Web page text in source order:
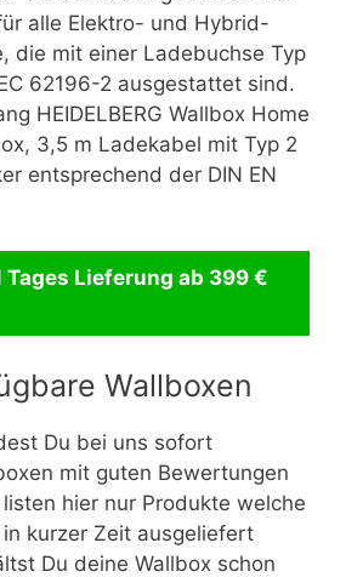
alle Elektro- und Hybrid-
die mit einer Ladebuchse Typ
62196-2 ausgestattet sind.
HEIDELBERG Wallbox Home
3,5 m Ladekabel mit Typ 2
entsprechend der DIN EN
Tages Lieferung ab 399 €
Wallboxen
Du bei uns sofort
mit guten Bewertungen
hier nur Produkte welche
kurzer Zeit ausgeliefert
Du deine Wallbox schon